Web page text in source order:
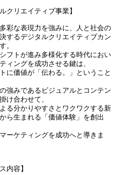
クリエイティブ事業】
彩な表現力を強みに、人と社会の
するデジタルクリエイティブカン
。
フトが進み多様化する時代におい
ィングを成功させる鍵は、
に価値が「伝わる。」ということ
強みであるビジュアルとコンテン
け合わせて、
る分かりやすさとワクワクする新
ら生まれる「価値体験」を創出
ーケティングを成功へと導きま
内容】